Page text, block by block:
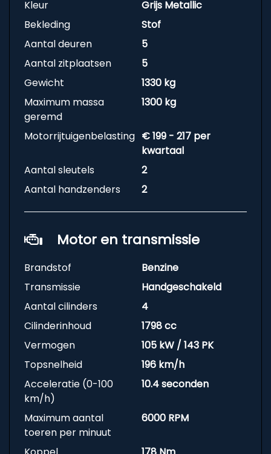
Kleur
Grijs Metallic
Bekleding
Stof
Aantal deuren
5
Aantal zitplaatsen
5
Gewicht
1330 kg
Maximum massa
geremd
1300 kg
Motorrijtuigenbelasting € 199 - 217 per
kwartaal
Aantal sleutels
2
Aantal handzenders
2
Motor en transmissie
Brandstof
Benzine
Transmissie
Handgeschakeld
Aantal cilinders
4
Cilinderinhoud
1798 cc
Vermogen
105 kW / 143 PK
Topsnelheid
196 km/h
Acceleratie (0-100
km/h)
10.4 seconden
Maximum aantal
toeren per minuut
6000 RPM